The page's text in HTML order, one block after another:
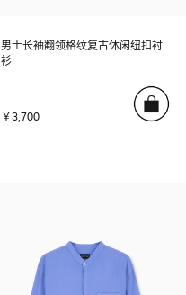
男士长袖翻领格纹复古休闲纽扣衬
衫
￥3,700